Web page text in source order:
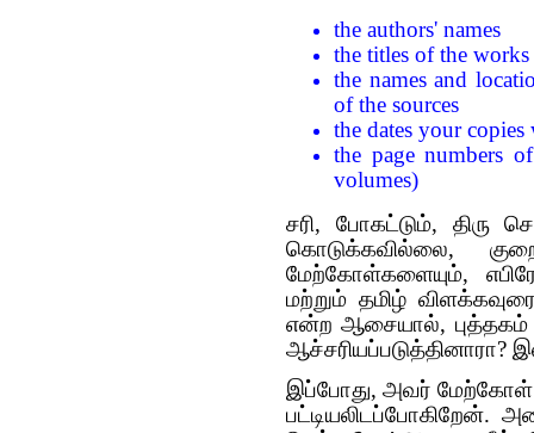
the authors' names
the titles of the works
the names and
of the sources
the dates your copies
the page numbers
volumes)
சரி, போகட்டும், திரு
கொடுக்கவில்லை,
மேற்கோள்களையும்,
மற்றும் தமிழ்
என்ற ஆசையால், புத்தகம்
ஆச்சரியப்படுத்தினாரா?
இப்போது, அவர் மேற்கோள்